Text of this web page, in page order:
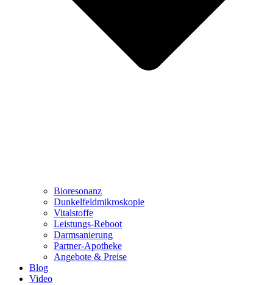
Bioresonanz
Dunkelfeldmikroskopie
Vitalstoffe
Leistungs-Reboot
Darmsanierung
Partner-Apotheke
Angebote & Preise
Blog
Video